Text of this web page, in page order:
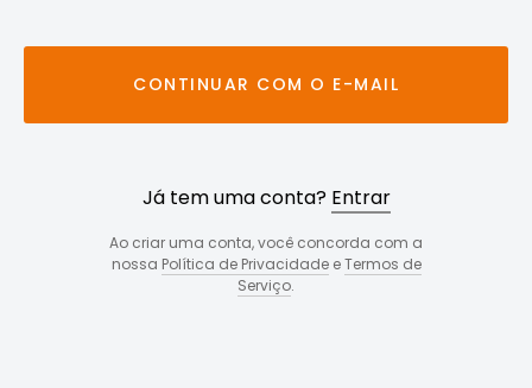
CONTINUAR COM O E-MAIL
Já tem uma conta? Entrar
Ao criar uma conta, você concorda com a
nossa Política de PrivacidadeeTermos de
Serviço.